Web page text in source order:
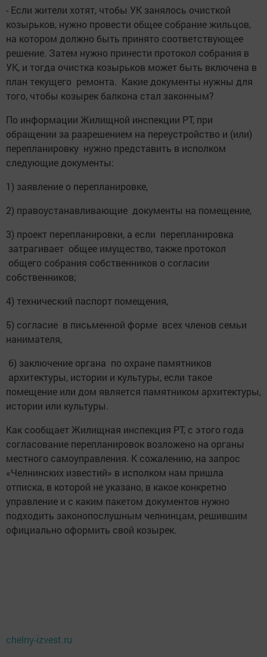
- Если жители хотят, чтобы УК занялось очисткой
козырьков, нужно провести общее собрание жильцов,
на котором должно быть принято соответствующее
решение. Затем нужно принести протокол собрания в
УК, и тогда очистка козырьков может быть включена в
план текущего ремонта. Какие документы нужны для
того, чтобы козырек балкона стал законным?
По информации Жилищной инспекции РТ, при
обращении за разрешением на переустройство и (или)
перепланировку нужно представить в исполком
следующие документы:
1) заявление о перепланировке,
2) правоустанавливающие документы на помещение,
3) проект перепланировки, а если перепланировка
затрагивает общее имущество, также протокол
общего собрания собственников о согласии
собственников;
4) технический паспорт помещения,
5) согласие в письменной форме всех членов семьи
нанимателя,
6) заключение органа по охране памятников
архитектуры, истории и культуры, если такое
помещение или дом является памятником архитектуры,
истории или культуры.
Как сообщает Жилищная инспекция РТ, с этого года
согласование перепланировок возложено на органы
местного самоуправления. К сожалению, на запрос
«Челнинских известий» в исполком нам пришла
отписка, в которой не указано, в какое конкретно
управление и с каким пакетом документов нужно
подходить законопослушным челнинцам, решившим
официально оформить свой козырек.
chelny-izvest.ru